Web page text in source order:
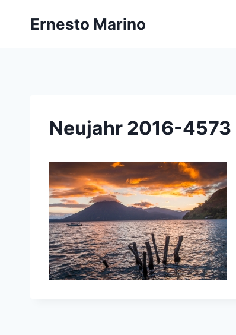
Ernesto Marino
Neujahr 2016-4573